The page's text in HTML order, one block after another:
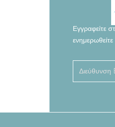
Εγγραφείτε
ενημερωθείτε